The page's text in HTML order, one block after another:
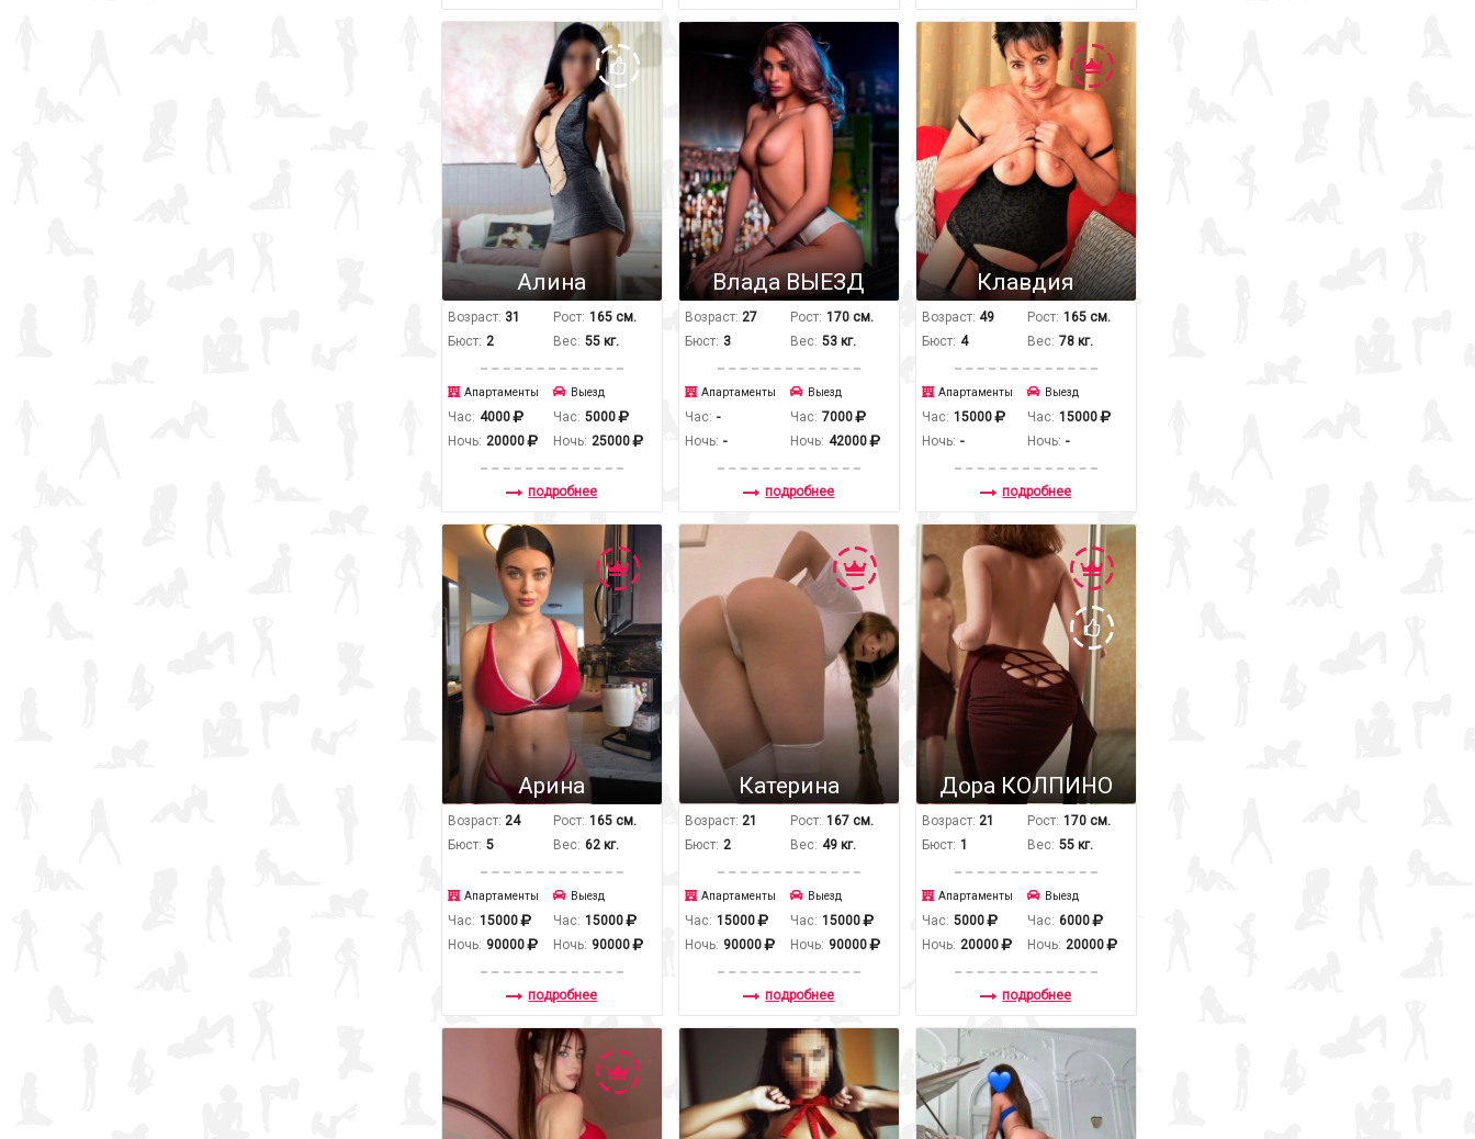
Алина
Возраст: 31
Бюст: 2
Рост: 165 см.
Вес: 55 кг.
Апартаменты
Час: 4000
Ночь: 20000
Выезд
Час: 5000
Ночь: 25000
подробнее
Влада ВЫЕЗД
Возраст: 27
Бюст: 3
Рост: 170 см.
Вес: 53 кг.
Апартаменты
Час: -
Ночь: -
Выезд
Час: 7000
Ночь: 42000
подробнее
Клавдия
Возраст: 49
Бюст: 4
Рост: 165 см.
Вес: 78 кг.
Апартаменты
Час: 15000
Ночь: -
Выезд
Час: 15000
Ночь: -
подробнее
Арина
Возраст: 24
Бюст: 5
Рост: 165 см.
Вес: 62 кг.
Апартаменты
Час: 15000
Ночь: 90000
Выезд
Час: 15000
Ночь: 90000
подробнее
Катерина
Возраст: 21
Бюст: 2
Рост: 167 см.
Вес: 49 кг.
Апартаменты
Час: 15000
Ночь: 90000
Выезд
Час: 15000
Ночь: 90000
подробнее
Дора КОЛПИНО
Возраст: 21
Бюст: 1
Рост: 170 см.
Вес: 55 кг.
Апартаменты
Час: 5000
Ночь: 20000
Выезд
Час: 6000
Ночь: 20000
подробнее